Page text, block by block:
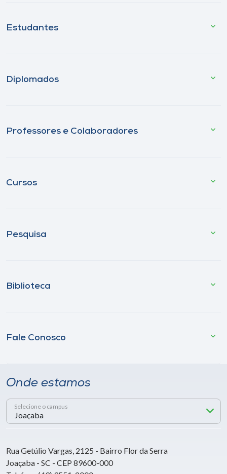
Estudantes
Diplomados
Professores e Colaboradores
Cursos
Pesquisa
Biblioteca
Fale Conosco
Onde estamos
Selecione o campus
Rua Getúlio Vargas, 2125 - Bairro Flor da Serra
Joaçaba - SC - CEP 89600-000